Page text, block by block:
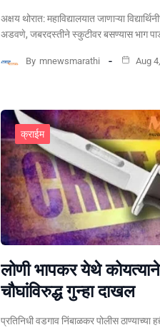
अक्षय थोरात: महाविद्यालयात जाणाऱ्या
अडवणे, जबरदस्तीने स्कुटीवर बसण्यास भाग
By mnewsmarathi Aug
क्राईम
लोणी भापकर येथे
चौघांविरुद्ध गुन्हा दाखल
प्रतिनिधी वडगाव निंबाळकर पोलीस ठाण्याच्या